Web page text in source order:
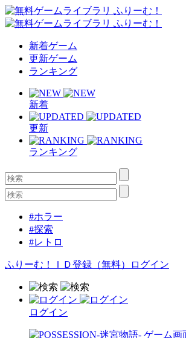
新着ゲーム
更新ゲーム
ランキング
新着
更新
ランキング
#ホラー
#探索
#レトロ
ふりーむ！ＩＤ登録（無料） ログイン
ログイン